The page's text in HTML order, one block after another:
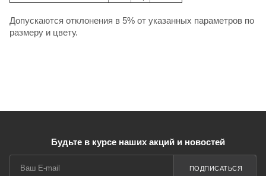
Допускаются отклонения в 5% от указанных параметров по
размеру и цвету.
Будьте в курсе наших акций и новостей
ПОДПИСАТЬСЯ